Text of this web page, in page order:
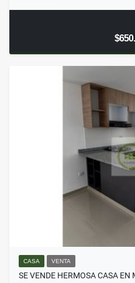
CASA VENTA
SE VENDE HERMOSA CASA